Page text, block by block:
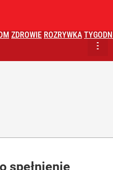
ZDROWIE ROZRYWKA
spełnienie